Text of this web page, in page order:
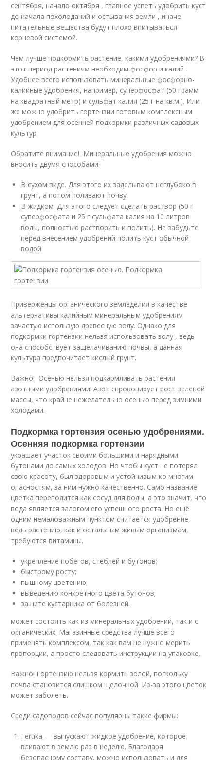
сентября, начало октября , главное успеть удобрить куст
до начала похолоданий и остывания земли , иначе
питательные вещества будут плохо впитываться
корневой системой.
Чем лучше подкормить растение, какими удобрениями? В
этот период растениям необходим фосфор и калий .
Удобнее всего использовать минеральные фосфорно-
калийные удобрения, например, суперфосфат (50 грамм
на квадратный метр) и сульфат калия (25 г на кв.м.). Или
же можно удобрить гортензии готовым комплексным
удобрением для осенней подкормки различных садовых
культур.
Обратите внимание! Минеральные удобрения можно
вносить двумя способами:
В сухом виде. Для этого их заделывают неглубоко в
грунт, а потом поливают почву.
В жидком. Для этого следует сделать раствор (50 г
суперфосфата и 25 г сульфата калия на 10 литров
воды, полностью растворить и полить). Не забудьте
перед внесением удобрений полить куст обычной
водой.
Приверженцы органического земледелия в качестве
альтернативы калийным минеральным удобрениям
зачастую использую древесную золу. Однако для
подкормки гортензии нельзя использовать золу , ведь
она способствует защелачиванию почвы, а данная
культура предпочитает кислый грунт.
Важно! Осенью нельзя подкармливать растения
азотными удобрениями! Азот спровоцирует рост зеленой
массы, что крайне нежелательно осенью перед зимними
холодами.
Подкормка гортензия осенью удобрениями.
Осенняя подкормка гортензии
украшает участок своими большими и нарядными
бутонами до самых холодов. Но чтобы куст не потерял
свою красоту, был здоровым и устойчивым ко многим
опасностям, за ним нужно качественно. Само название
цветка переводится как сосуд для воды, а это значит, что
вода является залогом его успешного роста. Но ещё
одним немаловажным пунктом считается удобрение,
ведь растению, как и остальным живым организмам,
требуются витамины.
укрепление побегов, стеблей и бутонов;
быстрому росту;
пышному цветению;
выведению конкретного цвета бутонов;
защите кустарника от болезней.
может состоять как из минеральных удобрений, так и с
органических. Магазинные средства лучше всего
применять комплексом, так как вам не нужно мерить
пропорции, а просто следовать инструкции на упаковке.
Важно! Гортензию нельзя кормить золой, поскольку
почва становится слишком щелочной. Из-за этого цветок
может заболеть.
Среди садоводов сейчас популярны такие фирмы:
Fertika — выпускают жидкое удобрение, которое
вливают в землю раз в неделю. Благодаря
безопасному составу, можно использовать и для